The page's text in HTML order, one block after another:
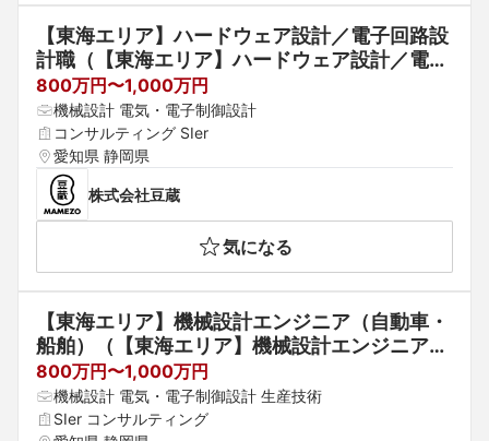
【東海エリア】ハードウェア設計／電子回路設
計職（【東海エリア】ハードウェア設計／電子
回路設計職）
800万円〜1,000万円
機械設計 電気・電子制御設計
コンサルティング SIer
愛知県 静岡県
株式会社豆蔵
気になる
【東海エリア】機械設計エンジニア（自動車・
船舶）（【東海エリア】機械設計エンジニア
（自動車・船舶））
800万円〜1,000万円
機械設計 電気・電子制御設計 生産技術
SIer コンサルティング